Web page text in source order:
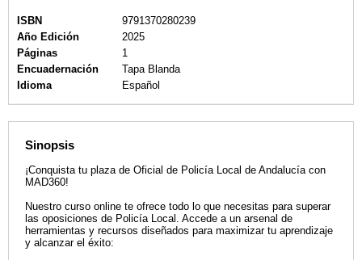
ISBN
9791370280239
Año Edición
2025
Páginas
1
Encuadernación
Tapa Blanda
Idioma
Español
Sinopsis
¡Conquista tu plaza de Oficial de Policía Local de Andalucía con
MAD360!
Nuestro curso online te ofrece todo lo que necesitas para superar
las oposiciones de Policía Local. Accede a un arsenal de
herramientas y recursos diseñados para maximizar tu aprendizaje
y alcanzar el éxito: